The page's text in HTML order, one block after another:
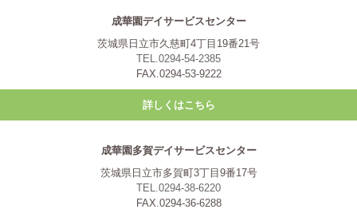
成華園デイサービスセンター
茨城県日立市久慈町4丁目19番21号
TEL.0294-54-2385
FAX.0294-53-9222
詳しくはこちら
成華園多賀デイサービスセンター
茨城県日立市多賀町3丁目9番17号
TEL.0294-38-6220
FAX.0294-36-6288